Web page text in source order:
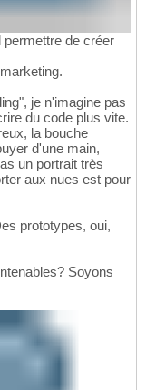
de créer
je n'imagine pas
du code plus vite.
la bouche
d'une main,
un portrait très
aux nues est pour
prototypes, oui,
Soyons